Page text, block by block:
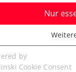
Nur
Cookies
benötigt.
by
Cookie Consent